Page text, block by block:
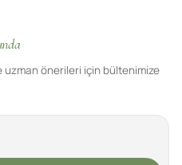
uzman önerileri için bültenimize